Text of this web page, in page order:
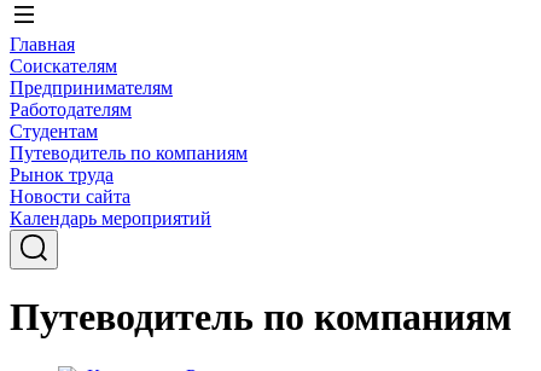
Главная
Соискателям
Предпринимателям
Работодателям
Студентам
Путеводитель по компаниям
Рынок труда
Новости сайта
Календарь мероприятий
Путеводитель по компаниям